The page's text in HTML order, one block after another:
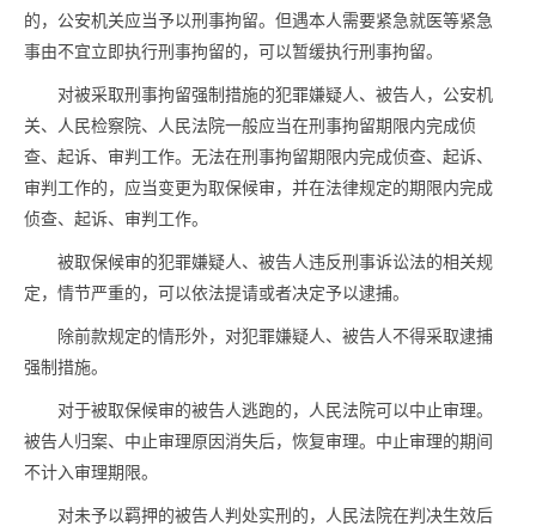
的，公安机关应当予以刑事拘留。但遇本人需要紧急就医等紧急
事由不宜立即执行刑事拘留的，可以暂缓执行刑事拘留。
对被采取刑事拘留强制措施的犯罪嫌疑人、被告人，公安机
关、人民检察院、人民法院一般应当在刑事拘留期限内完成侦
查、起诉、审判工作。无法在刑事拘留期限内完成侦查、起诉、
审判工作的，应当变更为取保候审，并在法律规定的期限内完成
侦查、起诉、审判工作。
被取保候审的犯罪嫌疑人、被告人违反刑事诉讼法的相关规
定，情节严重的，可以依法提请或者决定予以逮捕。
除前款规定的情形外，对犯罪嫌疑人、被告人不得采取逮捕
强制措施。
对于被取保候审的被告人逃跑的，人民法院可以中止审理。
被告人归案、中止审理原因消失后，恢复审理。中止审理的期间
不计入审理期限。
对未予以羁押的被告人判处实刑的，人民法院在判决生效后